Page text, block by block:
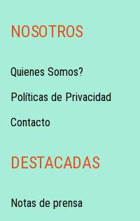
NOSOTROS
Quienes Somos?
Políticas de Privacidad
Contacto
DESTACADAS
Notas de prensa